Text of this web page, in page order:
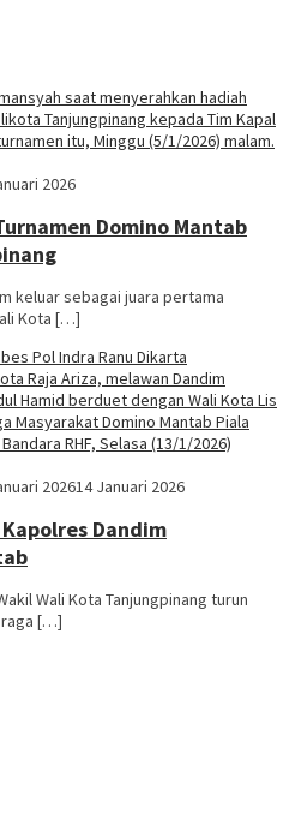
2026
Domino Mantab
keluar sebagai juara pertama
Kota […]
202614 Januari 2026
Dandim
Wali Kota Tanjungpinang turun
[…]